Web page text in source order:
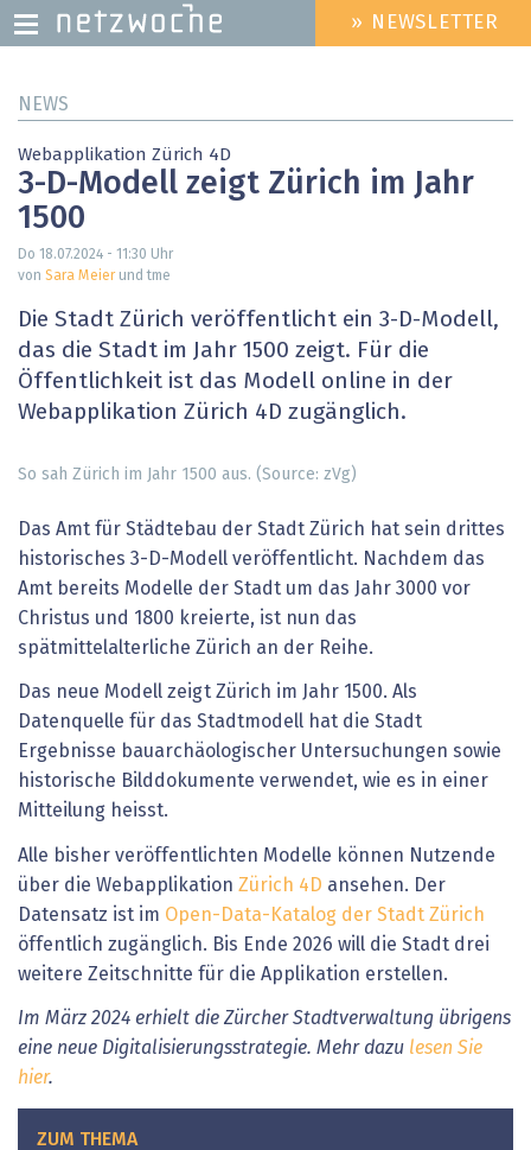
zum
HEADER
MENU
» NEWSLETTER
NEWS
Webapplikation Zürich 4D
3-D-Modell zeigt Zürich im Jahr
1500
Do 18.07.2024 - 11:30 Uhr
von Sara Meierund tme
Die Stadt Zürich veröffentlicht ein 3-D-Modell,
das die Stadt im Jahr 1500 zeigt. Für die
Öffentlichkeit ist das Modell online in der
Webapplikation Zürich 4D zugänglich.
So sah Zürich im Jahr 1500 aus. (Source: zVg)
Das Amt für Städtebau der Stadt Zürich hat sein drittes
historisches 3-D-Modell veröffentlicht. Nachdem das
Amt bereits Modelle der Stadt um das Jahr 3000 vor
Christus und 1800 kreierte, ist nun das
spätmittelalterliche Zürich an der Reihe.
Das neue Modell zeigt Zürich im Jahr 1500. Als
Datenquelle für das Stadtmodell hat die Stadt
Ergebnisse bauarchäologischer Untersuchungen sowie
historische Bilddokumente verwendet, wie es in einer
Mitteilung heisst.
Alle bisher veröffentlichten Modelle können Nutzende
über die Webapplikation Zürich 4D ansehen. Der
Datensatz ist im Open-Data-Katalog der Stadt Zürich
öffentlich zugänglich. Bis Ende 2026 will die Stadt drei
weitere Zeitschnitte für die Applikation erstellen.
Im März 2024 erhielt die Zürcher Stadtverwaltung übrigens
eine neue Digitalisierungsstrategie. Mehr dazu lesen Sie
hier.
ZUM THEMA